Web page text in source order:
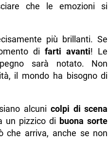
che le emozioni si
più brillanti. Se
difarti avanti! Le
sarà notato. Non
il mondo ha bisogno di
alcuni colpi di scena
un pizzico di buona sorte
che arriva, anche se non